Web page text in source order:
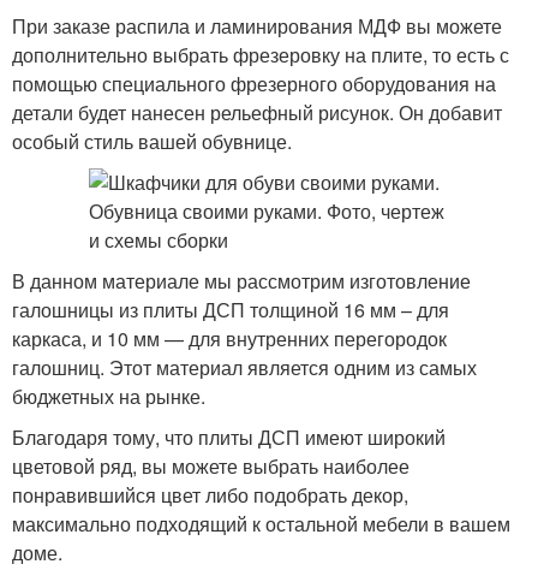
При заказе распила и ламинирования МДФ вы можете
дополнительно выбрать фрезеровку на плите, то есть с
помощью специального фрезерного оборудования на
детали будет нанесен рельефный рисунок. Он добавит
особый стиль вашей обувнице.
В данном материале мы рассмотрим изготовление
галошницы из плиты ДСП толщиной 16 мм – для
каркаса, и 10 мм — для внутренних перегородок
галошниц. Этот материал является одним из самых
бюджетных на рынке.
Благодаря тому, что плиты ДСП имеют широкий
цветовой ряд, вы можете выбрать наиболее
понравившийся цвет либо подобрать декор,
максимально подходящий к остальной мебели в вашем
доме.